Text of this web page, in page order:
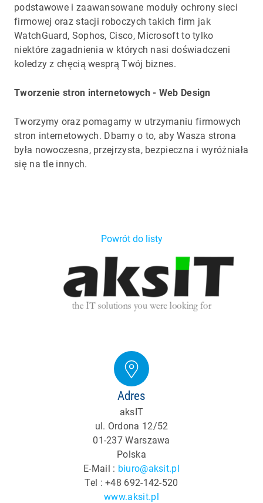
podstawowe i zaawansowane moduły ochrony sieci
firmowej oraz stacji roboczych takich firm jak
WatchGuard, Sophos, Cisco, Microsoft to tylko
niektóre zagadnienia w których nasi doświadczeni
koledzy z chęcią wesprą Twój biznes.
Tworzenie stron internetowych - Web Design
Tworzymy oraz pomagamy w utrzymaniu firmowych
stron internetowych. Dbamy o to, aby Wasza strona
była nowoczesna, przejrzysta, bezpieczna i wyróżniała
się na tle innych.
Powrót do listy
Adres
aksIT
ul. Ordona 12/52
01-237 Warszawa
Polska
E-Mail : biuro@aksit.pl
Tel : +48 692-142-520
www.aksit.pl